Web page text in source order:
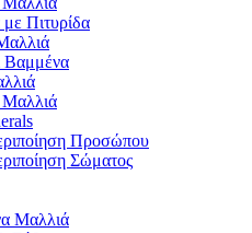
Πιτυρίδα
Προσώπου
Σώματος
Μαλλιά